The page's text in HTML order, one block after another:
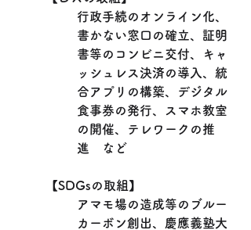
行政手続のオンライン化、
書かない窓口の確立、証明
書等のコンビニ交付、キャ
ッシュレス決済の導入、統
合アプリの構築、デジタル
食事券の発行、スマホ教室
の開催、テレワークの推
進　など
【SDGsの取組】
アマモ場の造成等のブルー
カーボン創出、慶應義塾大